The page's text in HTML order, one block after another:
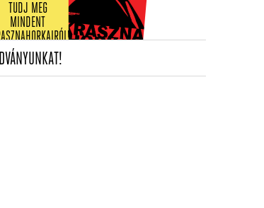
TUDJ MEG
MINDENT
(CURRENT)